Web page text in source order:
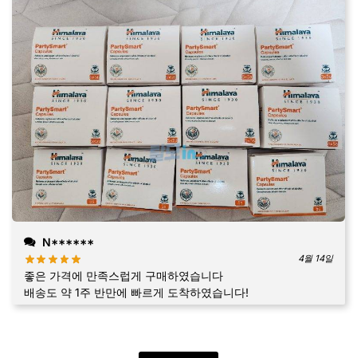
N******
4월 14일
좋은 가격에 만족스럽게 구매하였습니다
배송도 약 1주 반만에 빠르게 도착하였습니다!